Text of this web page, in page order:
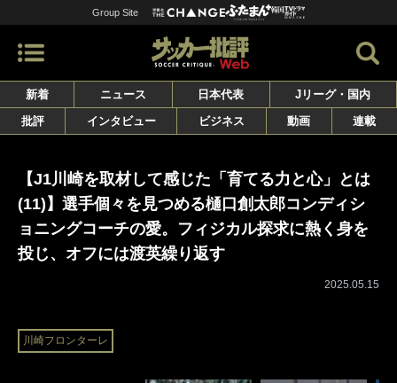
Group Site
新着 ニュース 日本代表
Jリーグ・国内
批評
インタビュー ビジネス 動画 連載
【J1川崎を取材して感じた「育てる力と心」とは
(11)】選手個々を見つめる樋口創太郎コンディシ
ョニングコーチの愛。フィジカル探求に熱く身を
投じ、オフには渡英繰り返す
2025.05.15
川崎フロンターレ